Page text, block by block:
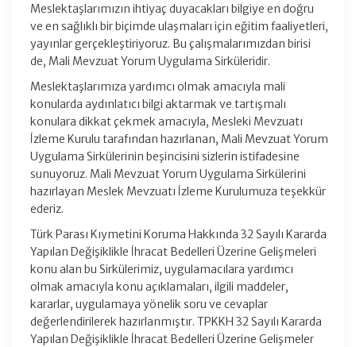
Meslektaşlarımızın ihtiyaç duyacakları bilgiye en doğru
ve en sağlıklı bir biçimde ulaşmaları için eğitim faaliyetleri,
yayınlar gerçekleştiriyoruz. Bu çalışmalarımızdan birisi
de, Mali Mevzuat Yorum Uygulama Sirküleridir.
Meslektaşlarımıza yardımcı olmak amacıyla mali
konularda aydınlatıcı bilgi aktarmak ve tartışmalı
konulara dikkat çekmek amacıyla, Mesleki Mevzuatı
İzleme Kurulu tarafından hazırlanan, Mali Mevzuat Yorum
Uygulama Sirkülerinin beşincisini sizlerin istifadesine
sunuyoruz. Mali Mevzuat Yorum Uygulama Sirkülerini
hazırlayan Meslek Mevzuatı İzleme Kurulumuza teşekkür
ederiz.
Türk Parası Kıymetini Koruma Hakkında 32 Sayılı Kararda
Yapılan Değişiklikle İhracat Bedelleri Üzerine Gelişmeleri
konu alan bu Sirkülerimiz, uygulamacılara yardımcı
olmak amacıyla konu açıklamaları, ilgili maddeler,
kararlar, uygulamaya yönelik soru ve cevaplar
değerlendirilerek hazırlanmıştır. TPKKH 32 Sayılı Kararda
Yapılan Değişiklikle İhracat Bedelleri Üzerine Gelişmeler